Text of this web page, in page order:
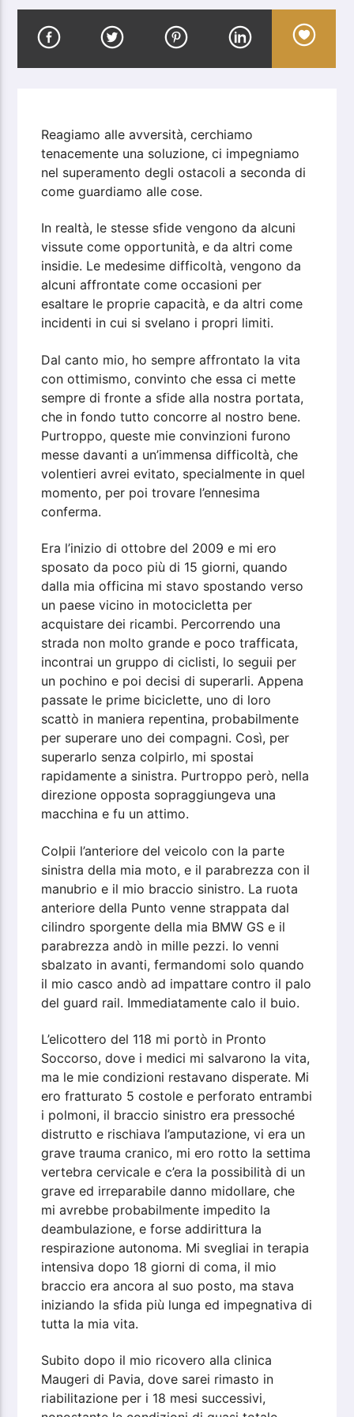
Reagiamo alle avversità, cerchiamo
tenacemente una soluzione, ci impegniamo
nel superamento degli ostacoli a seconda di
come guardiamo alle cose.
In realtà, le stesse sfide vengono da alcuni
vissute come opportunità, e da altri come
insidie. Le medesime difficoltà, vengono da
alcuni affrontate come occasioni per
esaltare le proprie capacità, e da altri come
incidenti in cui si svelano i propri limiti.
Dal canto mio, ho sempre affrontato la vita
con ottimismo, convinto che essa ci mette
sempre di fronte a sfide alla nostra portata,
che in fondo tutto concorre al nostro bene.
Purtroppo, queste mie convinzioni furono
messe davanti a un’immensa difficoltà, che
volentieri avrei evitato, specialmente in quel
momento, per poi trovare l’ennesima
conferma.
Era l’inizio di ottobre del 2009 e mi ero
sposato da poco più di 15 giorni, quando
dalla mia officina mi stavo spostando verso
un paese vicino in motocicletta per
acquistare dei ricambi. Percorrendo una
strada non molto grande e poco trafficata,
incontrai un gruppo di ciclisti, lo seguii per
un pochino e poi decisi di superarli. Appena
passate le prime biciclette, uno di loro
scattò in maniera repentina, probabilmente
per superare uno dei compagni. Così, per
superarlo senza colpirlo, mi spostai
rapidamente a sinistra. Purtroppo però, nella
direzione opposta sopraggiungeva una
macchina e fu un attimo.
Colpii l’anteriore del veicolo con la parte
sinistra della mia moto, e il parabrezza con il
manubrio e il mio braccio sinistro. La ruota
anteriore della Punto venne strappata dal
cilindro sporgente della mia BMW GS e il
parabrezza andò in mille pezzi. Io venni
sbalzato in avanti, fermandomi solo quando
il mio casco andò ad impattare contro il palo
del guard rail. Immediatamente calo il buio.
L’elicottero del 118 mi portò in Pronto
Soccorso, dove i medici mi salvarono la vita,
ma le mie condizioni restavano disperate. Mi
ero fratturato 5 costole e perforato entrambi
i polmoni, il braccio sinistro era pressoché
distrutto e rischiava l’amputazione, vi era un
grave trauma cranico, mi ero rotto la settima
vertebra cervicale e c’era la possibilità di un
grave ed irreparabile danno midollare, che
mi avrebbe probabilmente impedito la
deambulazione, e forse addirittura la
respirazione autonoma. Mi svegliai in terapia
intensiva dopo 18 giorni di coma, il mio
braccio era ancora al suo posto, ma stava
iniziando la sfida più lunga ed impegnativa di
tutta la mia vita.
Subito dopo il mio ricovero alla clinica
Maugeri di Pavia, dove sarei rimasto in
riabilitazione per i 18 mesi successivi,